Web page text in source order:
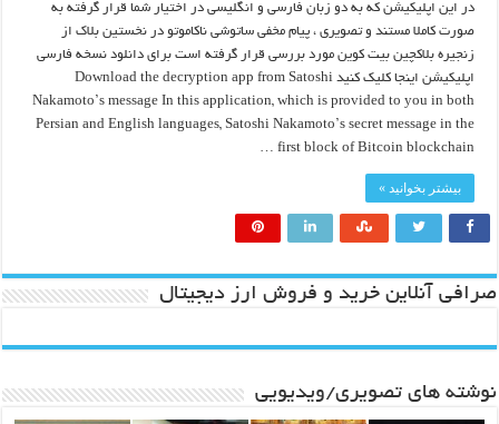
در این اپلیکیشن که به دو زبان فارسی و انگلیسی در اختیار شما قرار گرفته به
صورت کاملا مستند و تصویری ، پیام مخفی ساتوشی ناکاموتو در نخستین بلاک از
زنجیره بلاکچین بیت کوین مورد بررسی قرار گرفته است برای دانلود نسخه فارسی
اپلیکیشن اینجا کلیک کنید Download the decryption app from Satoshi
Nakamoto’s message In this application, which is provided to you in both
Persian and English languages, Satoshi Nakamoto’s secret message in the
first block of Bitcoin blockchain …
بیشتر بخوانید »
صرافی آنلاین خرید و فروش ارز دیجیتال
نوشته های تصویری/ویدیویی